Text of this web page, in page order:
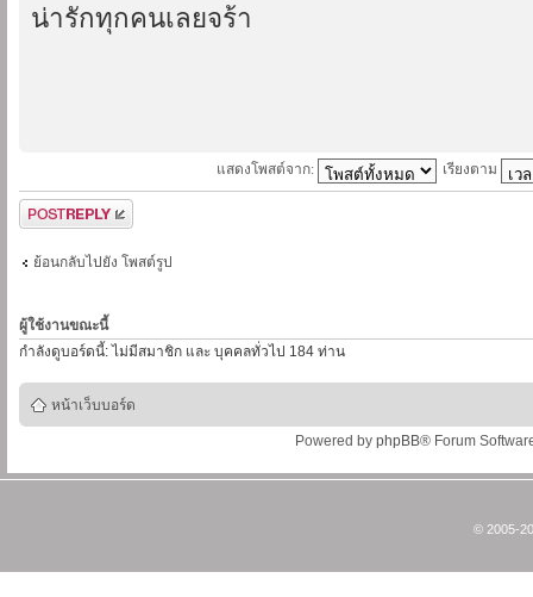
น่ารักทุกคนเลยจร้า
แสดงโพสต์จาก: เรียงตาม
ตอบกระทู้
ย้อนกลับไปยัง โพสต์รูป
ผู้ใช้งานขณะนี้
กำลังดูบอร์ดนี้: ไม่มีสมาชิก และ บุคคลทั่วไป 184 ท่าน
หน้าเว็บบอร์ด
Powered by phpBB® Forum
© 2005-